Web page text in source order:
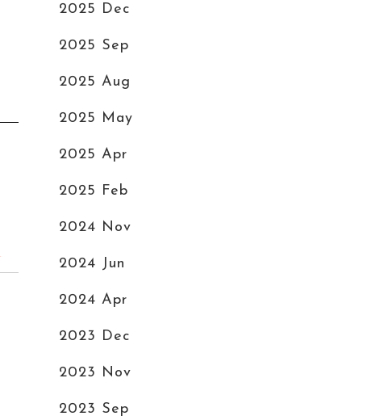
2025 Dec
2025 Sep
2025 Aug
2025 May
2025 Apr
2025 Feb
2024 Nov
2024 Jun
2024 Apr
2023 Dec
2023 Nov
2023 Sep